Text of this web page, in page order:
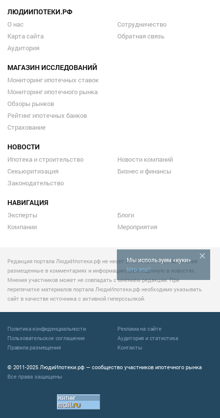
Мы используем «куки»
Что это?
ЛЮДИИПОТЕКИ.РФ
О нас
Карта сайта
Аудитория
Сотрудничество
Обратная связь
МАГАЗИН ИССЛЕДОВАНИЙ
Мониторинг ипотечных ставок
Мониторинг ипотечного рынка
Обзоры рынков
Рейтинг ипотечных банков
Страхование
НОВОСТИ
Ипотека и строительство
Секьюритизация
Законодательство
Новости компаний
Бизнес и финансы
НАВИГАЦИЯ
Эксперты
Компании
Блоги
Мероприятия
Редакция портала ЛюдиИпотеки.рф не несет ответственности за мнения
размещенные в комментариях и информацию, размещенную в новостях.
Мнения участников может не совпадать с мнением редакции. При
перепечатке материалов портала ЛюдиИпотеки.рф необходимо указывать
сайт в качестве источника с активной гиперссылкой.
© 2011-2025 ЛюдиИпотеки.рф — сообщество участников ипотечного рынка
Все права защищены
Политика конфиденциальности
Пользовательское соглашение
Правила размещения
Реклама на сайте
Аудитория и статистика
Контакты